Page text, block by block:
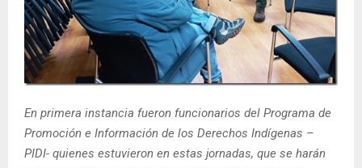
N
U
En primera instancia fueron funcionarios del Programa de
Promoción e Información de los Derechos Indígenas –
PIDI- quienes estuvieron en estas jornadas, que se harán